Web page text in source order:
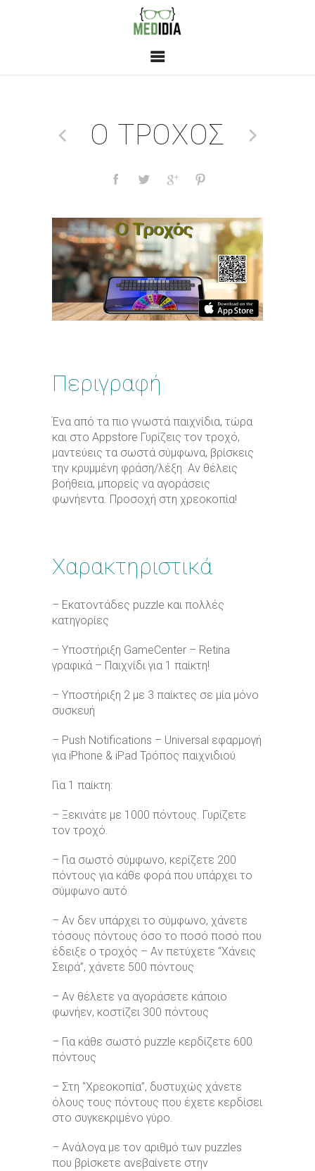
Ο ΤΡΟΧΌΣ
Περιγραφή
Ένα από τα πιο γνωστά παιχνίδια, τώρα
και στο Αppstore Γυρίζεις τον τροχό,
μαντεύεις τα σωστά σύμφωνα, βρίσκεις
την κρυμμένη φράση/λέξη. Αν θέλεις
βοήθεια, μπορείς να αγοράσεις
φωνήεντα. Προσοχή στη χρεοκοπία!
Χαρακτηριστικά
– Εκατοντάδες puzzle και πολλές
κατηγορίες
– Υποστήριξη GameCenter – Retina
γραφικά – Παιχνίδι για 1 παίκτη!
– Υποστήριξη 2 με 3 παίκτες σε μία μόνο
συσκευή
– Push Notifications – Universal εφαρμογή
για iPhone & iPad Τρόπος παιχνιδιού
Για 1 παίκτη:
– Ξεκινάτε με 1000 πόντους. Γυρίζετε
τον τροχό.
– Για σωστό σύμφωνο, κερίζετε 200
πόντους για κάθε φορά που υπάρχει το
σύμφωνο αυτό
– Αν δεν υπάρχει το σύμφωνο, χάνετε
τόσους πόντους όσο το ποσό ποσό που
έδειξε ο τροχός – Aν πετύχετε “Χάνεις
Σειρά”, χάνετε 500 πόντους
– Αν θέλετε να αγοράσετε κάποιο
φωνήεν, κοστίζει 300 πόντους
– Για κάθε σωστό puzzle κερδίζετε 600
πόντους
– Στη “Χρεοκοπία”, δυστυχώς χάνετε
όλους τους πόντους που έχετε κερδίσει
στο συγκεκριμένο γύρο.
– Ανάλογα με τον αριθμό των puzzles
που βρίσκετε ανεβαίνετε στην